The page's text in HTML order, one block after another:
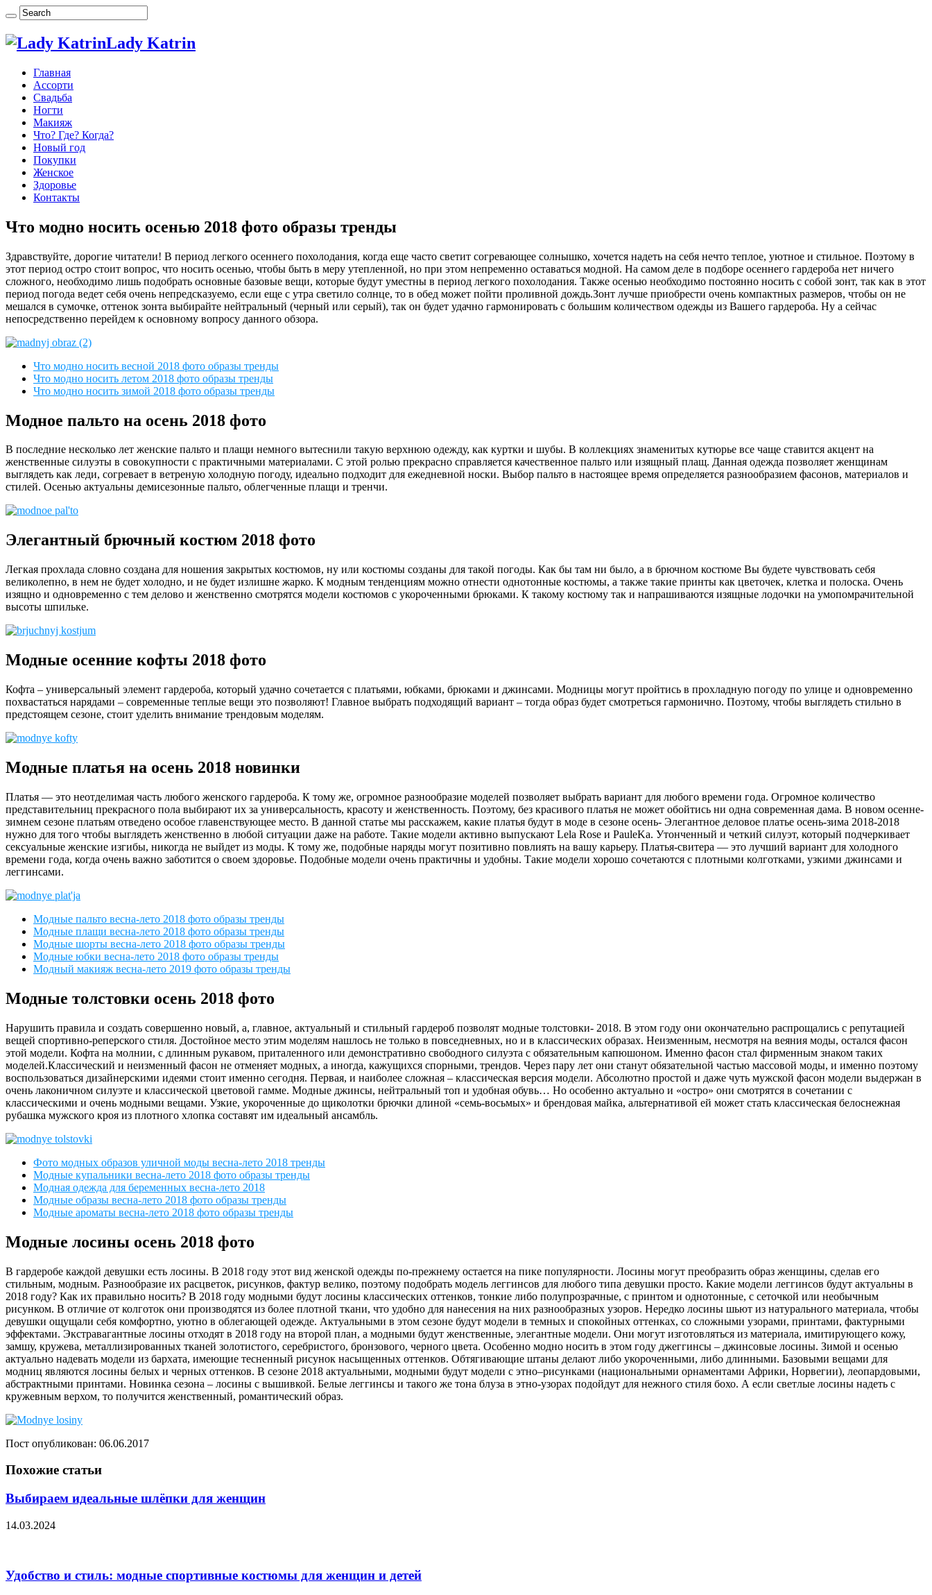
Lady Katrin
Главная
Ассорти
Свадьба
Ногти
Макияж
Что? Где? Когда?
Новый год
Покупки
Женское
Здоровье
Контакты
Что модно носить осенью 2018 фото образы тренды
Здравствуйте, дорогие читатели! В период легкого осеннего похолодания, когда еще часто светит согревающее солнышко, хочется надеть на себя нечто теплое, уютное и стильное. Поэтому в
этот период остро стоит вопрос, что носить осенью, чтобы быть в меру утепленной, но при этом непременно оставаться модной. На самом деле в подборе осеннего гардероба нет ничего
сложного, необходимо лишь подобрать основные базовые вещи, которые будут уместны в период легкого похолодания. Также осенью необходимо постоянно носить с собой зонт, так как в этот
период погода ведет себя очень непредсказуемо, если еще с утра светило солнце, то в обед может пойти проливной дождь.Зонт лучше приобрести очень компактных размеров, чтобы он не
мешался в сумочке, оттенок зонта выбирайте нейтральный (черный или серый), так он будет удачно гармонировать с большим количеством одежды из Вашего гардероба. Ну а сейчас
непосредственно перейдем к основному вопросу данного обзора.
Что модно носить весной 2018 фото образы тренды
Что модно носить летом 2018 фото образы тренды
Что модно носить зимой 2018 фото образы тренды
Модное пальто на осень 2018 фото
В последние несколько лет женские пальто и плащи немного вытеснили такую верхнюю одежду, как куртки и шубы. В коллекциях знаменитых кутюрье все чаще ставится акцент на
женственные силуэты в совокупности с практичными материалами. С этой ролью прекрасно справляется качественное пальто или изящный плащ. Данная одежда позволяет женщинам
выглядеть как леди, согревает в ветреную холодную погоду, идеально подходит для ежедневной носки. Выбор пальто в настоящее время определяется разнообразием фасонов, материалов и
стилей. Осенью актуальны демисезонные пальто, облегченные плащи и тренчи.
Элегантный брючный костюм 2018 фото
Легкая прохлада словно создана для ношения закрытых костюмов, ну или костюмы созданы для такой погоды. Как бы там ни было, а в брючном костюме Вы будете чувствовать себя
великолепно, в нем не будет холодно, и не будет излишне жарко. К модным тенденциям можно отнести однотонные костюмы, а также такие принты как цветочек, клетка и полоска. Очень
изящно и одновременно с тем делово и женственно смотрятся модели костюмов с укороченными брюками. К такому костюму так и напрашиваются изящные лодочки на умопомрачительной
высоты шпильке.
Модные осенние кофты 2018 фото
Кофта – универсальный элемент гардероба, который удачно сочетается с платьями, юбками, брюками и джинсами. Модницы могут пройтись в прохладную погоду по улице и одновременно
похвастаться нарядами – современные теплые вещи это позволяют! Главное выбрать подходящий вариант – тогда образ будет смотреться гармонично. Поэтому, чтобы выглядеть стильно в
предстоящем сезоне, стоит уделить внимание трендовым моделям.
Модные платья на осень 2018 новинки
Платья — это неотделимая часть любого женского гардероба. К тому же, огромное разнообразие моделей позволяет выбрать вариант для любого времени года. Огромное количество
представительниц прекрасного пола выбирают их за универсальность, красоту и женственность. Поэтому, без красивого платья не может обойтись ни одна современная дама. В новом осенне-
зимнем сезоне платьям отведено особое главенствующее место. В данной статье мы расскажем, какие платья будут в моде в сезоне осень- Элегантное деловое платье осень-зима 2018-2018
нужно для того чтобы выглядеть женственно в любой ситуации даже на работе. Такие модели активно выпускают Lela Rose и PauleKa. Утонченный и четкий силуэт, который подчеркивает
сексуальные женские изгибы, никогда не выйдет из моды. К тому же, подобные наряды могут позитивно повлиять на вашу карьеру. Платья-свитера — это лучший вариант для холодного
времени года, когда очень важно заботится о своем здоровье. Подобные модели очень практичны и удобны. Такие модели хорошо сочетаются с плотными колготками, узкими джинсами и
леггинсами.
Модные пальто весна-лето 2018 фото образы тренды
Модные плащи весна-лето 2018 фото образы тренды
Модные шорты весна-лето 2018 фото образы тренды
Модные юбки весна-лето 2018 фото образы тренды
Модный макияж весна-лето 2019 фото образы тренды
Модные толстовки осень 2018 фото
Нарушить правила и создать совершенно новый, а, главное, актуальный и стильный гардероб позволят модные толстовки- 2018. В этом году они окончательно распрощались с репутацией
вещей спортивно-реперского стиля. Достойное место этим моделям нашлось не только в повседневных, но и в классических образах. Неизменным, несмотря на веяния моды, остался фасон
этой модели. Кофта на молнии, с длинным рукавом, приталенного или демонстративно свободного силуэта с обязательным капюшоном. Именно фасон стал фирменным знаком таких
моделей.Классический и неизменный фасон не отменяет модных, а иногда, кажущихся спорными, трендов. Через пару лет они станут обязательной частью массовой моды, и именно поэтому
воспользоваться дизайнерскими идеями стоит именно сегодня. Первая, и наиболее сложная – классическая версия модели. Абсолютно простой и даже чуть мужской фасон модели выдержан в
очень лаконичном силуэте и классической цветовой гамме. Модные джинсы, нейтральный топ и удобная обувь… Но особенно актуально и «остро» они смотрятся в сочетании с
классическими и очень модными вещами. Узкие, укороченные до щиколотки брючки длиной «семь-восьмых» и брендовая майка, альтернативой ей может стать классическая белоснежная
рубашка мужского кроя из плотного хлопка составят им идеальный ансамбль.
Фото модных образов уличной моды весна-лето 2018 тренды
Модные купальники весна-лето 2018 фото образы тренды
Модная одежда для беременных весна-лето 2018
Модные образы весна-лето 2018 фото образы тренды
Модные ароматы весна-лето 2018 фото образы тренды
Модные лосины осень 2018 фото
В гардеробе каждой девушки есть лосины. В 2018 году этот вид женской одежды по-прежнему остается на пике популярности. Лосины могут преобразить образ женщины, сделав его
стильным, модным. Разнообразие их расцветок, рисунков, фактур велико, поэтому подобрать модель леггинсов для любого типа девушки просто. Какие модели леггинсов будут актуальны в
2018 году? Как их правильно носить? В 2018 году модными будут лосины классических оттенков, тонкие либо полупрозрачные, с принтом и однотонные, с сеточкой или необычным
рисунком. В отличие от колготок они производятся из более плотной ткани, что удобно для нанесения на них разнообразных узоров. Нередко лосины шьют из натурального материала, чтобы
девушки ощущали себя комфортно, уютно в облегающей одежде. Актуальными в этом сезоне будут модели в темных и спокойных оттенках, со сложными узорами, принтами, фактурными
эффектами. Экстравагантные лосины отходят в 2018 году на второй план, а модными будут женственные, элегантные модели. Они могут изготовляться из материала, имитирующего кожу,
замшу, кружева, металлизированных тканей золотистого, серебристого, бронзового, черного цвета. Особенно модно носить в этом году джеггинсы – джинсовые лосины. Зимой и осенью
актуально надевать модели из бархата, имеющие тесненный рисунок насыщенных оттенков. Обтягивающие штаны делают либо укороченными, либо длинными. Базовыми вещами для
модниц являются лосины белых и черных оттенков. В сезоне 2018 актуальными, модными будут модели с этно–рисунками (национальными орнаментами Африки, Норвегии), леопардовыми,
абстрактными принтами. Новинка сезона – лосины с вышивкой. Белые леггинсы и такого же тона блуза в этно-узорах подойдут для нежного стиля бохо. А если светлые лосины надеть с
кружевным верхом, то получится женственный, романтический образ.
Пост опубликован: 06.06.2017
Похожие статьи
Выбираем идеальные шлёпки для женщин
14.03.2024
Удобство и стиль: модные спортивные костюмы для женщин и детей